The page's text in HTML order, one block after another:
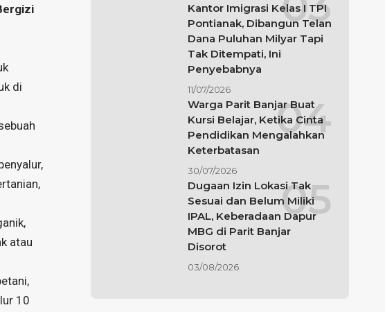
di
atau
10
Kantor Imigrasi Kelas I TPI
Pontianak, Dibangun Telan
Dana Puluhan Milyar Tapi
Tak Ditempati, Ini
Penyebabnya
11/07/2026
Warga Parit Banjar Buat
Kursi Belajar, Ketika Cinta
Pendidikan Mengalahkan
Keterbatasan
30/07/2026
Dugaan Izin Lokasi Tak
Sesuai dan Belum Miliki
IPAL, Keberadaan Dapur
MBG di Parit Banjar
Disorot
03/08/2026